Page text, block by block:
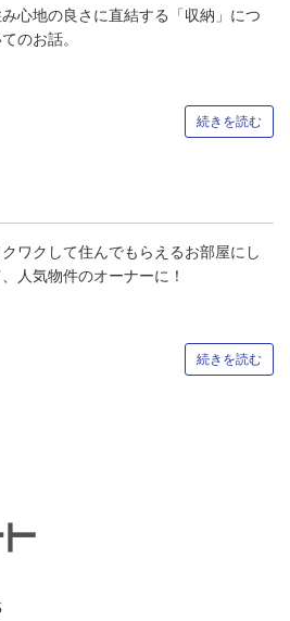
心地の良さに直結する「収納」につ
のお話。
続きを読む
クワクして住んでもらえるお部屋にし
人気物件のオーナーに！
続きを読む